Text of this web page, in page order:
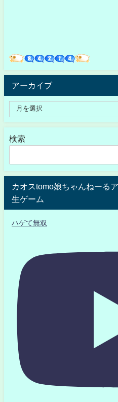
アーカイブ
検索
カオスtomo娘ちゃんねーる
生ゲーム
ハゲて無双